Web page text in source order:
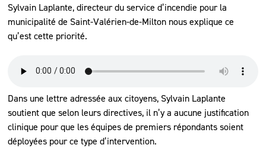
Sylvain Laplante, directeur du service d’incendie pour la
municipalité de Saint-Valérien-de-Milton nous explique ce
qu’est cette priorité.
Dans une lettre adressée aux citoyens, Sylvain Laplante
soutient que selon leurs directives, il n’y a aucune justification
clinique pour que les équipes de premiers répondants soient
déployées pour ce type d’intervention.